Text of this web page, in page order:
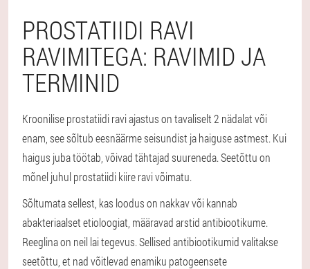
PROSTATIIDI RAVI
RAVIMITEGA: RAVIMID JA
TERMINID
Kroonilise prostatiidi ravi ajastus on tavaliselt 2 nädalat või
enam, see sõltub eesnäärme seisundist ja haiguse astmest. Kui
haigus juba töötab, võivad tähtajad suureneda. Seetõttu on
mõnel juhul prostatiidi kiire ravi võimatu.
Sõltumata sellest, kas loodus on nakkav või kannab
abakteriaalset etioloogiat, määravad arstid antibiootikume.
Reeglina on neil lai tegevus. Sellised antibiootikumid valitakse
seetõttu, et nad võitlevad enamiku patogeensete